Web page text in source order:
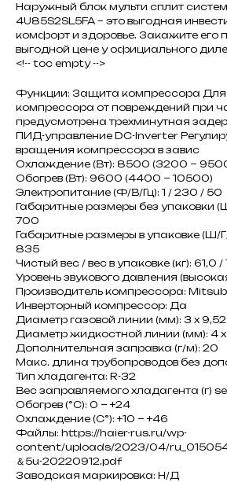
Наружный блок мульти сплит
4U85S2SL5FA – это выгодная
комфорт и здоровье. Закажите его
выгодной цене у официального
<!-- toc empty -->
Функции: Защита компрессора
компрессора от повреждений при
предусмотрена трехминутная
ПИД-управление DC-Inverter
вращения компрессора в завис
Охлаждение (Вт): 8500 (3200 ~
Обогрев (Вт): 9600 (4400 ~ 10500)
Электропитание (Ф/В/Гц): 1 / 230 / 50
Габаритные размеры без упаковки
700
Габаритные размеры в упаковке (Ш/
835
Чистый вес / вес в упаковке (кг): 61,0
Уровень звукового давления
Производитель компрессора:
Инверторный компрессор: Да
Диаметр газовой линии (мм): 3 x 9,52
Диаметр жидкостной линии (мм): 4 x
Дополнительная заправка (г/м): 20
Макс. длина трубопроводов без
Тип хладагента: R-32
Вес заправляемого хладагента (г)
Обогрев (°С): 0 ~ +24
Охлаждение (С°): +10 ~ +46
Файлы: https://haier-rus.ru/wp-
content/uploads/2023/04/
＆5u-20220912.pdf
Заводская маркировка: Н/Д